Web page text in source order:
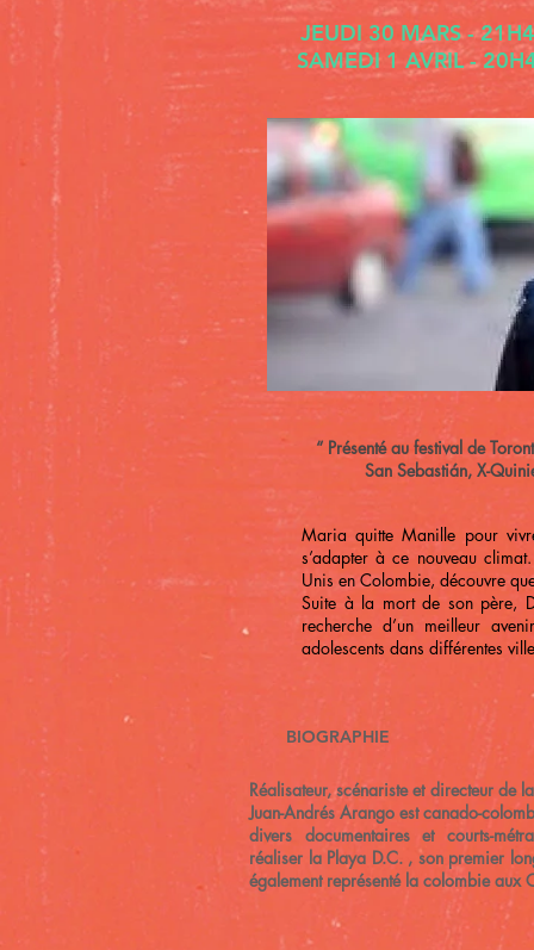
JEUDI 30 MARS -
SAMEDI 1 AVRIL -
“ Présenté au festival de
San Sebastián, X-
Maria quitte Manille pour
s’adapter à ce nouveau
Unis en Colombie, découvre
Suite à la mort de son père,
recherche d’un meilleur
adolescents dans différentes
BIOGRAPHIE
Réalisateur, scénariste et directeur de
Juan-Andrés Arango est canado-
divers documentaires et courts-
réaliser la Playa D.C. , son premier
également représenté la colombie